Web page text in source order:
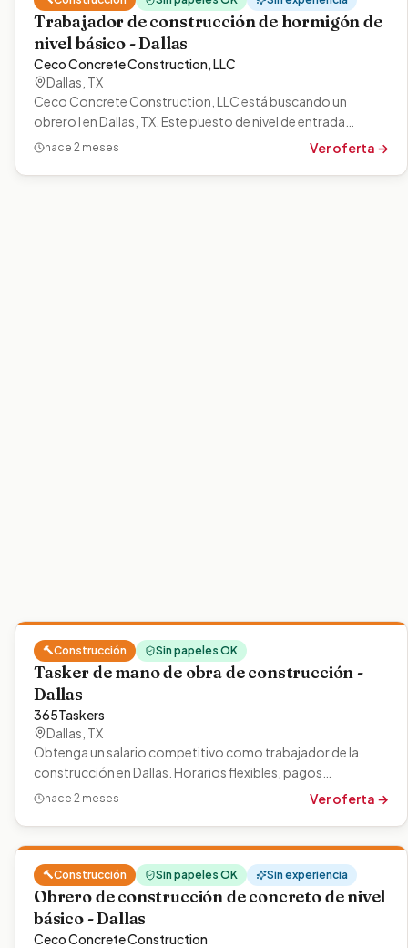
Trabajador de construcción de hormigón de
nivel básico - Dallas
Ceco Concrete Construction, LLC
Dallas TX
Ceco Concrete Construction, LLC está buscando un
obrero I en Dallas, TX. Este puesto de nivel de entrada
implica realizar diversas tareas…
hace 2 meses Ver oferta →
🔨Construcción Sin papeles OK
Tasker de mano de obra de construcción -
Dallas
365Taskers
Dallas TX
Obtenga un salario competitivo como trabajador de la
construcción en Dallas. Horarios flexibles, pagos
semanales, clientes reales. Se…
hace 2 meses Ver oferta →
🔨Construcción Sin papeles OK Sin experiencia
Obrero de construcción de concreto de nivel
básico - Dallas
Ceco Concrete Construction